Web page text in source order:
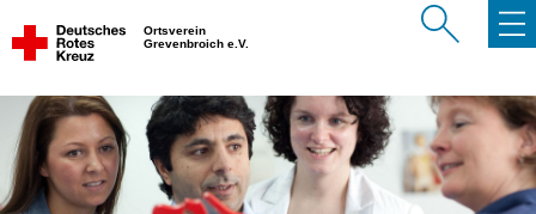
Ortsverein
Grevenbroich e.V.